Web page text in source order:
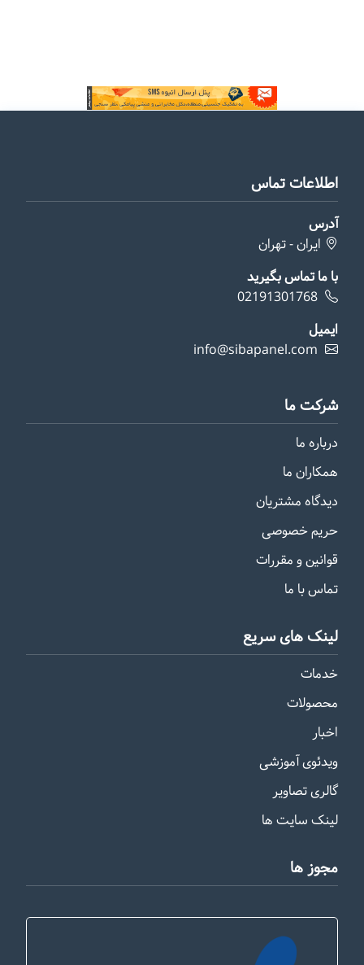
اطلاعات تماس
آدرس
ایران - تهران
با ما تماس بگیرید
02191301768
ایمیل
info@sibapanel.com
شرکت ما
درباره ما
همکاران ما
دیدگاه مشتریان
حریم خصوصی
قوانین و مقررات
تماس با ما
لینک های سریع
خدمات
محصولات
اخبار
ویدئوی آموزشی
گالری تصاویر
لینک سایت ها
مجوز ها